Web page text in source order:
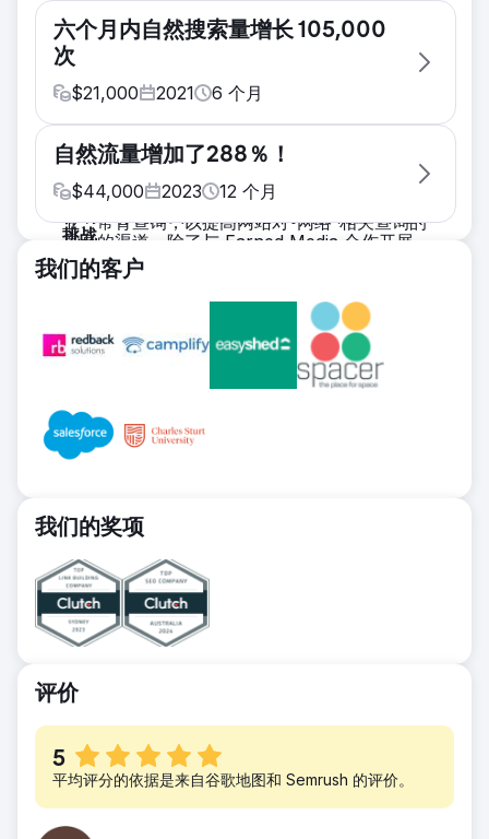
挑战
目标 1：提高商业意图关键字的前 3 名排名，从
而推动网站 /services/ 部分的流量。目标 2：
在 12 个月内从纽卡斯尔以外的有机线索中获得
解决方案
我们专注于通过内容营销快速获得排名，通过高
度优化的内容和积极的站外 SEO 策略来针对商
业、常青查询，以提高网站对“网络”相关查询的
成果
目标 1 结果：排名 1 - 3 的关键词排名增加
260%，排名 1 - 3 的关键词总数从 3.1% 增加
到 8%。目标 2 结果：超出该目标 56%。自
2022 年 8 月以来，纽卡斯尔以外的自然搜索获
得的网络项目收入销售额略高于 46.9 万美元。
六个月内自然搜索量增长 105,000
次
$21,000 2021 6 个月
现在，我们已经踏入了第 4 个年头，我们积累
了许多经验，并认识到 SEO 对我们早期成功的
最高的渠道。除了与 Earned Media 合作开展
SEO 工作外，我们还想与 Nick 和他的团队合
领域能够带来显著的有机增长。在此期间，我们
还同意“加倍”进行场外链接建设，以在年底前提
这个为期 6 个月的项目分为几个关键里程碑，
由 Earned Media 交付。其中包括深入的关键
此外，还为整个网站的页面建立了持续的高质量
链接建设，以提高 DR。
成果
自从实施这些 SEO 改进措施以来，我们明显看
到自然流量激增，DR 也得到了改善（我们超额
12 月达到了 40）。自从实施这些 SEO 建议以
105,000 次搜索（超过 500 个新查询）。
自然流量增加了288％！
$44,000 2023 12 个月
挑战
过去几年，我们的有机增长停滞不前。我们需要
解决方案
实施 EEAT 审核并更新现有内容，以推动非品
牌搜索增长。通过深入的 SERP 审核确定新的
内容机会并简化内容以超越竞争对手。通过高质
量链接建设推动权威增长。
机术语的总体话语权增长 84%。通过站外链接
球权威网站前 0.4%。
我们的客户
我们的奖项
评价
5
平均评分的依据是来自谷歌地图和 Semrush 的评价。